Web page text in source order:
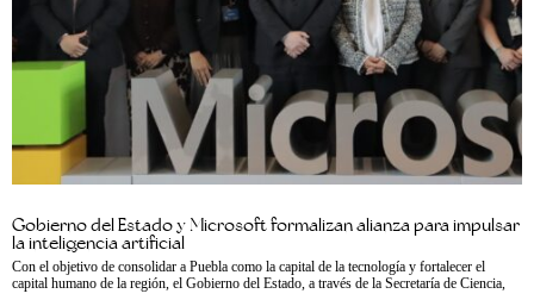
Gobierno del Estado y Microsoft formalizan alianza para impulsar
la inteligencia artificial
Con el objetivo de consolidar a Puebla como la capital de la tecnología y fortalecer el
capital humano de la región, el Gobierno del Estado, a través de la Secretaría de Ciencia,